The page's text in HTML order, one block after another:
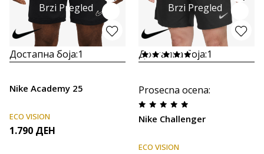
Brzi Pregled
Достапна боја:1
Nike Academy 25
ECO VISION
1.790 ДЕН
Brzi Pregled
Достапна боја:1
Prosecna ocena:
Nike Challenger
ECO VISION